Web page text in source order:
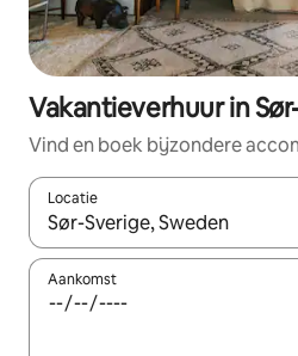
Vakantieverhuur in
Vind en boek bijzondere
Locatie
Wanneer er suggesties
Aankomst